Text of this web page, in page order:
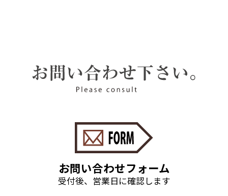
お問い合わせフォーム
受付後、営業日に確認します